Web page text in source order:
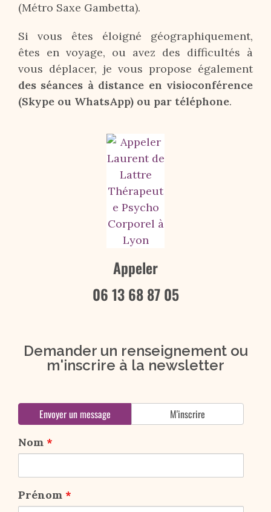
(Métro Saxe Gambetta).
Si vous êtes éloigné géographiquement,
êtes en voyage, ou avez des difficultés à
vous déplacer, je vous propose également
des séances à distance en visioconférence
(Skype ou WhatsApp) ou par téléphone.
Appeler
06 13 68 87 05
Demander un renseignement ou
m'inscrire à la newsletter
Envoyer un message M'inscrire
Nom *
Prénom *